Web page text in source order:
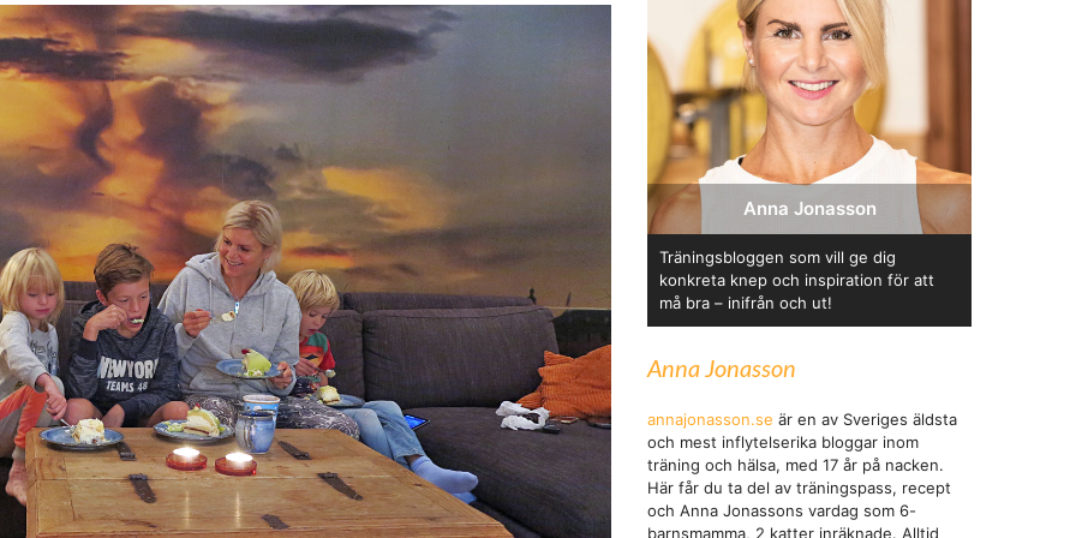
Anna Jonasson
Träningsbloggen som vill ge dig
konkreta knep och inspiration för att
må bra – inifrån och ut!
Anna Jonasson
annajonasson.se är en av Sveriges äldsta
och mest inflytelserika bloggar inom
träning och hälsa, med 17 år på nacken.
Här får du ta del av träningspass, recept
och Anna Jonassons vardag som 6-
barnsmamma, 2 katter inräknade. Alltid